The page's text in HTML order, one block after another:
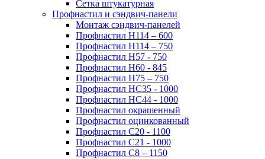
Сетка штукатурная
Профнастил и сэндвич-панели
Монтаж сэндвич-панелей
Профнастил Н114 – 600
Профнастил Н114 – 750
Профнастил Н57 - 750
Профнастил Н60 - 845
Профнастил Н75 – 750
Профнастил НС35 - 1000
Профнастил НС44 - 1000
Профнастил окрашенный
Профнастил оцинкованный
Профнастил С20 - 1100
Профнастил С21 - 1000
Профнастил С8 – 1150